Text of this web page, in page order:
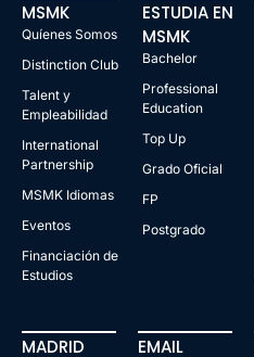
MSMK
Quíenes Somos
Distinction Club
Talent y
Empleabilidad
International
Partnership
MSMK Idiomas
Eventos
Financiación de
Estudios
ESTUDIA EN
MSMK
Bachelor
Professional
Education
Top Up
Grado Oficial
FP
Postgrado
MADRID EMAIL